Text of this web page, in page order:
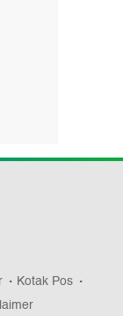
Kotak Pos